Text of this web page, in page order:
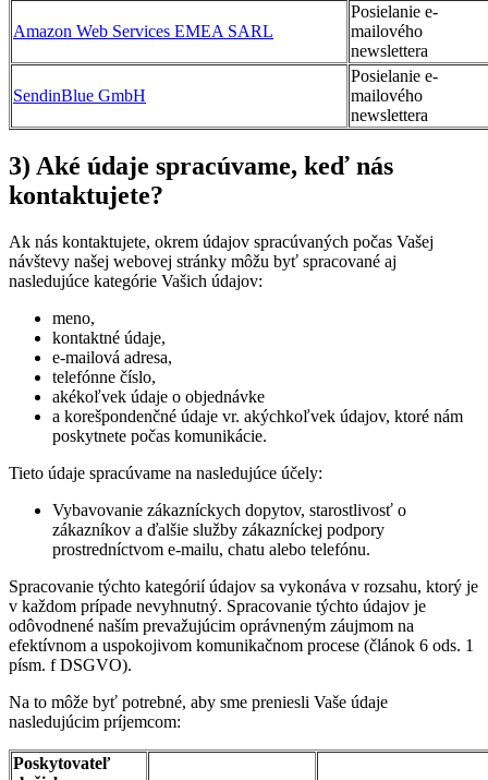
Amazon Web Services EMEA SARL
Posielanie e-
mailového
newslettera
SendinBlue GmbH
Posielanie e-
mailového
newslettera
3) Aké údaje spracúvame, keď nás
kontaktujete?
Ak nás kontaktujete, okrem údajov spracúvaných počas Vašej
návštevy našej webovej stránky môžu byť spracované aj
nasledujúce kategórie Vašich údajov:
meno,
kontaktné údaje,
e-mailová adresa,
telefónne číslo,
akékoľvek údaje o objednávke
a korešpondenčné údaje vr. akýchkoľvek údajov, ktoré nám
poskytnete počas komunikácie.
Tieto údaje spracúvame na nasledujúce účely:
Vybavovanie zákazníckych dopytov, starostlivosť o
zákazníkov a ďalšie služby zákazníckej podpory
prostredníctvom e-mailu, chatu alebo telefónu.
Spracovanie týchto kategórií údajov sa vykonáva v rozsahu, ktorý je
v každom prípade nevyhnutný. Spracovanie týchto údajov je
odôvodnené naším prevažujúcim oprávneným záujmom na
efektívnom a uspokojivom komunikačnom procese (článok 6 ods. 1
písm. f DSGVO).
Na to môže byť potrebné, aby sme preniesli Vaše údaje
nasledujúcim príjemcom:
Poskytovateľ